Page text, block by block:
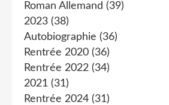
Roman Allemand (39)
2023 (38)
Autobiographie (36)
Rentrée 2020 (36)
Rentrée 2022 (34)
2021 (31)
Rentrée 2024 (31)